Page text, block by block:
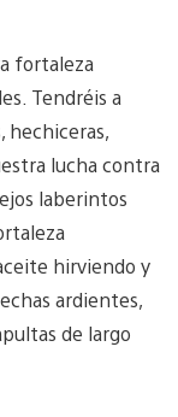
fortaleza
Tendréis a
hechiceras,
lucha contra
laberintos
hirviendo y
ardientes,
de largo